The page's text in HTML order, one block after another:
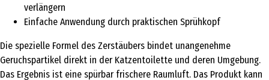
verlängern
Einfache Anwendung durch praktischen Sprühkopf
Die spezielle Formel des Zerstäubers bindet unangenehme
Geruchspartikel direkt in der Katzentoilette und deren Umgebung.
Das Ergebnis ist eine spürbar frischere Raumluft. Das Produkt kann